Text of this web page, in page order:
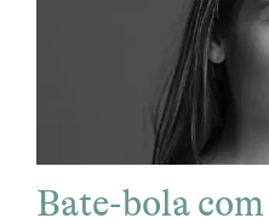
Bate-bola